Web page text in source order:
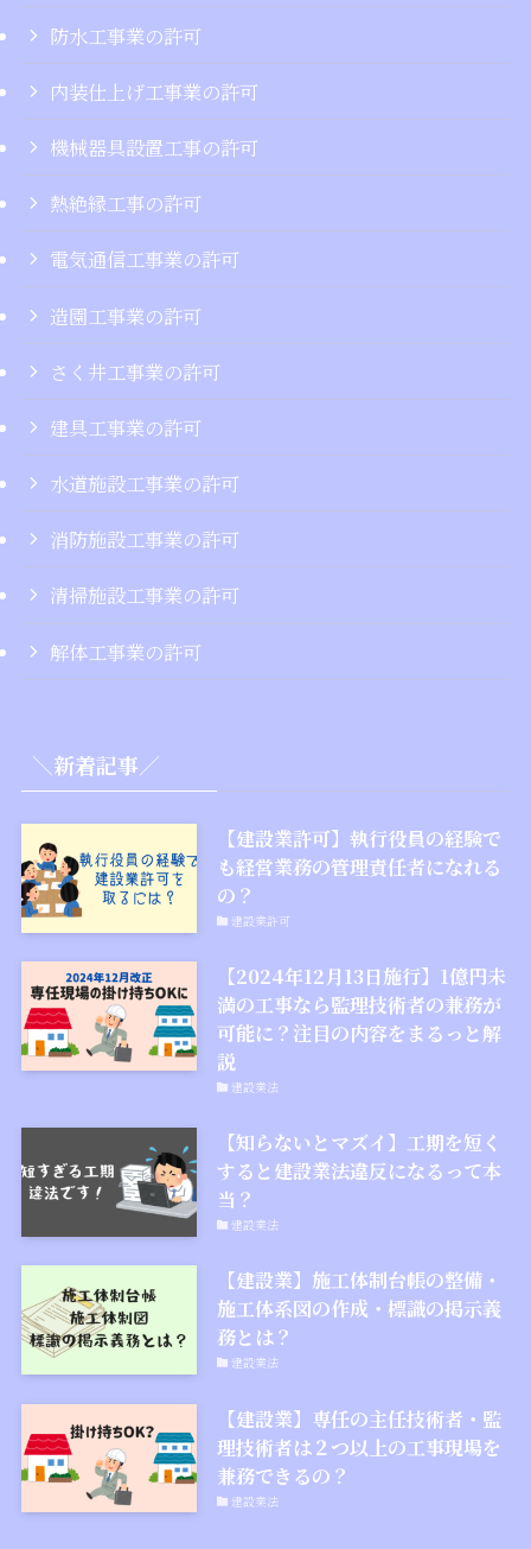
防水工事業の許可
内装仕上げ工事業の許可
機械器具設置工事の許可
熱絶縁工事の許可
電気通信工事業の許可
造園工事業の許可
さく井工事業の許可
建具工事業の許可
水道施設工事業の許可
消防施設工事業の許可
清掃施設工事業の許可
解体工事業の許可
＼新着記事／
【建設業許可】執行役員の経験で
も経営業務の管理責任者になれる
の？
建設業許可
【2024年12月13日施行】1億円未
満の工事なら監理技術者の兼務が
可能に？注目の内容をまるっと解
説
建設業法
【知らないとマズイ】工期を短く
すると建設業法違反になるって本
当？
建設業法
【建設業】施工体制台帳の整備・
施工体系図の作成・標識の掲示義
務とは？
建設業法
【建設業】専任の主任技術者・監
理技術者は２つ以上の工事現場を
兼務できるの？
建設業法